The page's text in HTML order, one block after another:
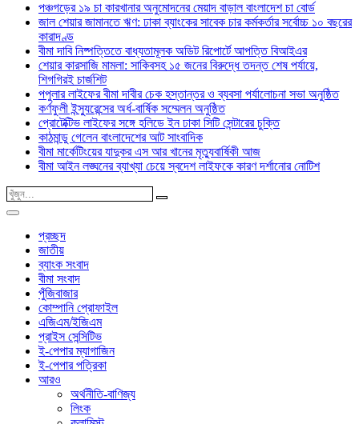
পঞ্চগড়ের ১৯ চা কারখানার অনুমোদনের মেয়াদ বাড়াল বাংলাদেশ চা বোর্ড
জাল শেয়ার জামানতে ঋণ: ঢাকা ব্যাংকের সাবেক চার কর্মকর্তার সর্বোচ্চ ১০ বছরের
কারাদণ্ড
বীমা দাবি নিষ্পত্তিতে বাধ্যতামূলক অডিট রিপোর্টে আপত্তি বিআইএর
শেয়ার কারসাজি মামলা: সাকিবসহ ১৫ জনের বিরুদ্ধে তদন্ত শেষ পর্যায়ে,
শিগগিরই চার্জশিট
পপুলার লাইফের বীমা দাবীর চেক হস্তান্তর ও ব্যবসা পর্যালোচনা সভা অনুষ্ঠিত
কর্ণফুলী ইন্স্যুরেন্সের অর্ধ-বার্ষিক সম্মেলন অনুষ্ঠিত
প্রোটেক্টিভ লাইফের সঙ্গে হলিডে ইন ঢাকা সিটি সেন্টারের চুক্তি
কাঠমান্ডু গেলেন বাংলাদেশের আট সাংবাদিক
বীমা মার্কেটিংয়ের যাদুকর এস আর খানের মৃত্যুবার্ষিকী আজ
বীমা আইন লঙ্ঘনের ব্যাখ্যা চেয়ে স্বদেশ লাইফকে কারণ দর্শানোর নোটিশ
প্রচ্ছদ
জাতীয়
ব্যাংক সংবাদ
বীমা সংবাদ
পুঁজিবাজার
কোম্পানি প্রোফাইল
এজিএম/ইজিএম
প্রাইস সেন্সিটিভ
ই-পেপার ম্যাগাজিন
ই-পেপার পত্রিকা
আরও
অর্থনীতি-বাণিজ্য
লিংক